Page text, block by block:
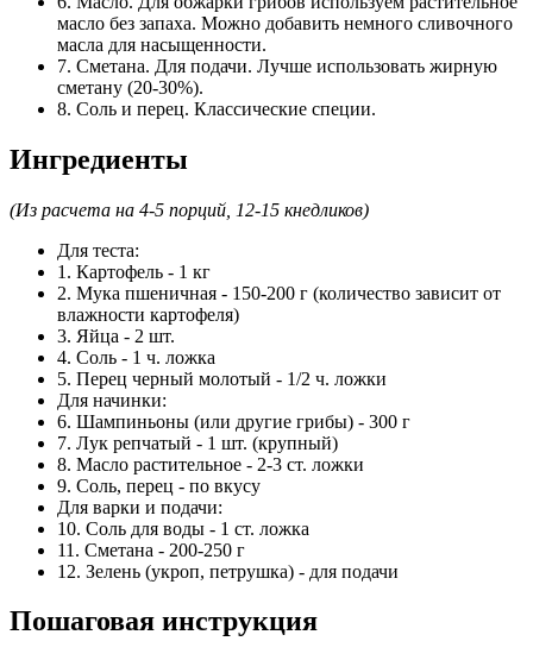
масло без запаха. Можно добавить немного сливочного
масла для насыщенности.
7. Сметана. Для подачи. Лучше использовать жирную
сметану (20-30%).
8. Соль и перец. Классические специи.
Ингредиенты
(Из расчета на 4-5 порций, 12-15 кнедликов)
Для теста:
1. Картофель - 1 кг
2. Мука пшеничная - 150-200 г (количество зависит от
влажности картофеля)
3. Яйца - 2 шт.
4. Соль - 1 ч. ложка
5. Перец черный молотый - 1/2 ч. ложки
Для начинки:
6. Шампиньоны (или другие грибы) - 300 г
7. Лук репчатый - 1 шт. (крупный)
8. Масло растительное - 2-3 ст. ложки
9. Соль, перец - по вкусу
Для варки и подачи:
10. Соль для воды - 1 ст. ложка
11. Сметана - 200-250 г
12. Зелень (укроп, петрушка) - для подачи
Пошаговая инструкция